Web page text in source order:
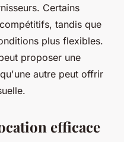
Certains
tandis que
plus flexibles.
proposer une
autre peut offrir
efficace